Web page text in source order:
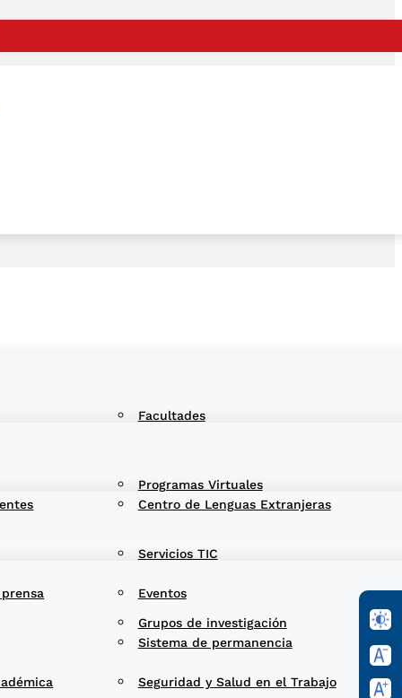
Facultades
Centro de Lenguas Extranjeras
Eventos
Seguridad y Salud en el Trabajo
Programas Virtuales
Servicios TIC
Sistema de permanencia
Grupos de investigación